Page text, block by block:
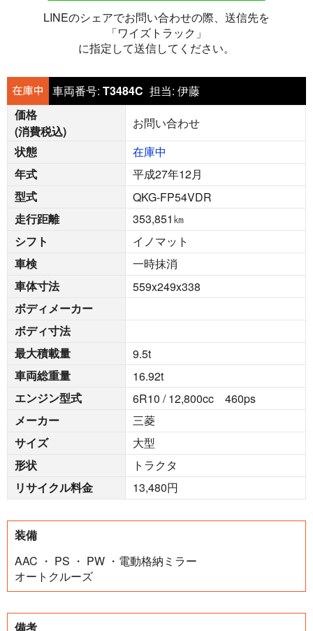
LINEのシェアでお問い合わせの際、送信先を
「ワイズトラック」
に指定して送信してください。
車両番号: T3484C 担当: 伊藤
価格
(消費税込)
お問い合わせ
状態
在庫中
年式
平成27年12月
型式
QKG-FP54VDR
走行距離
353,851㎞
シフト
イノマット
車検
一時抹消
車体寸法
559x249x338
ボディメーカー
ボディ寸法
最大積載量
9.5t
車両総重量
16.92t
エンジン型式
6R10 / 12,800cc 460ps
メーカー
三菱
サイズ
大型
形状
トラクタ
リサイクル料金
13,480円
装備
AAC ・ PS ・ PW ・電動格納ミラー
オートクルーズ
備考